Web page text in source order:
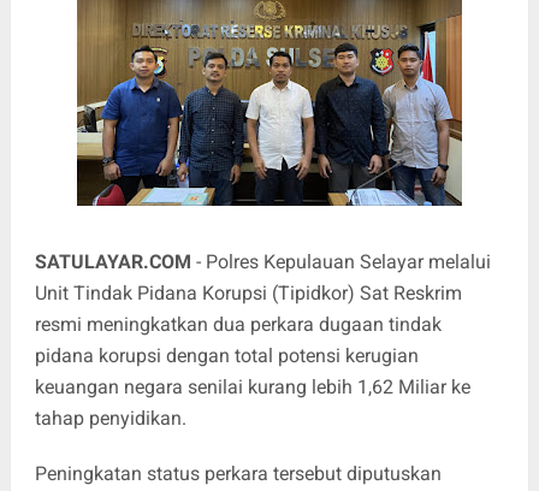
SATULAYAR.COM - Polres Kepulauan Selayar melalui
Unit Tindak Pidana Korupsi (Tipidkor) Sat Reskrim
resmi meningkatkan dua perkara dugaan tindak
pidana korupsi dengan total potensi kerugian
keuangan negara senilai kurang lebih 1,62 Miliar ke
tahap penyidikan.
Peningkatan status perkara tersebut diputuskan